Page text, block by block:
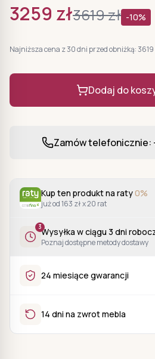
3259 zł3619zł -10%
Najniższa cena z 30 dni przed obniżką:3619
Dodaj do
Zamów telefonicznie:
Kup ten produkt na raty0%
już od 163 zł x 20 rat
3Wysyłka w ciągu 3 dni
Poznaj dostępne metody dostawy
24 miesiące gwarancji
14 dni na zwrot mebla